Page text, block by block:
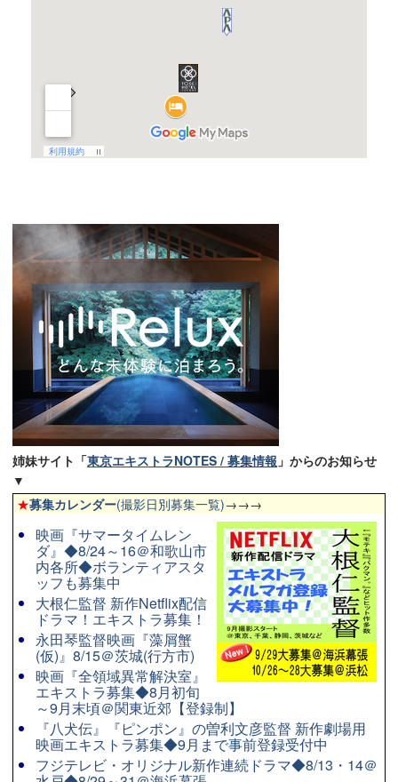
姉妹サイト「東京エキストラNOTES / 募集情報 」からのお知らせ
▼
★募集カレンダー(撮影日別募集一覧)→→→
映画『サマータイムレン
ダ』◆8/24～16＠和歌山市
内各所◆ボランティアスタ
ッフも募集中
大根仁監督 新作Netflix配信
ドラマ！エキストラ募集！
永田琴監督映画『藻屑蟹
(仮)』8/15＠茨城(行方市)
映画『全領域異常解決室』
エキストラ募集◆8月初旬
～9月末頃＠関東近郊【登録制】
『八犬伝』『ピンポン』の曽利文彦監督 新作劇場用
映画エキストラ募集◆9月まで事前登録受付中
フジテレビ・オリジナル新作連続ドラマ◆8/13・14＠